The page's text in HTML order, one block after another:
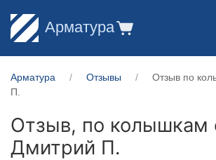
Арматура
Арматура Отзывы
Отзыв по
П.
Отзыв, по колышкам
Дмитрий П.